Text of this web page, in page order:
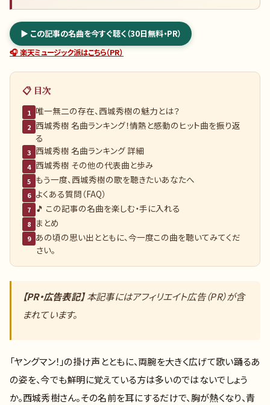
▶ この記事の名曲を今すぐ聴く（30日無料・PR）
🎧 楽天ミュージック派はこちら（PR）
📋 目次
1 唯一無二の存在、西城秀樹の魅力とは？
2 西城秀樹 名曲ランキング！情熱と感動のヒット曲を振り返
る
3 西城秀樹 名曲ランキング 詳細
4 西城秀樹 その他の代表曲と歩み
5 もう一度、西城秀樹の歌を聴きたいあなたへ
6 よくある質問（FAQ）
7 🎵 この記事の名曲を楽しむ・手に入れる
8 まとめ
9 あの頃の思い出とともに、今一度この曲を聴いてみてくだ
さい。
【PR・広告表記】本記事にはアフィリエイト広告（PR）が含
まれています。
「ヤングマン！」の掛け声とともに、両腕を大きく広げて歌い踊るあ
の姿を、今でも鮮明に覚えている方は多いのではないでしょう
か。西城秀樹さん。その名前を耳にするだけで、胸が熱くなり、青